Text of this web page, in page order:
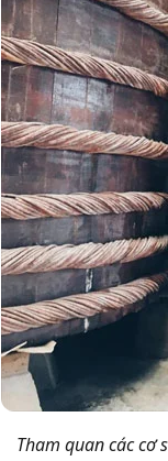
Tham quan các cơ